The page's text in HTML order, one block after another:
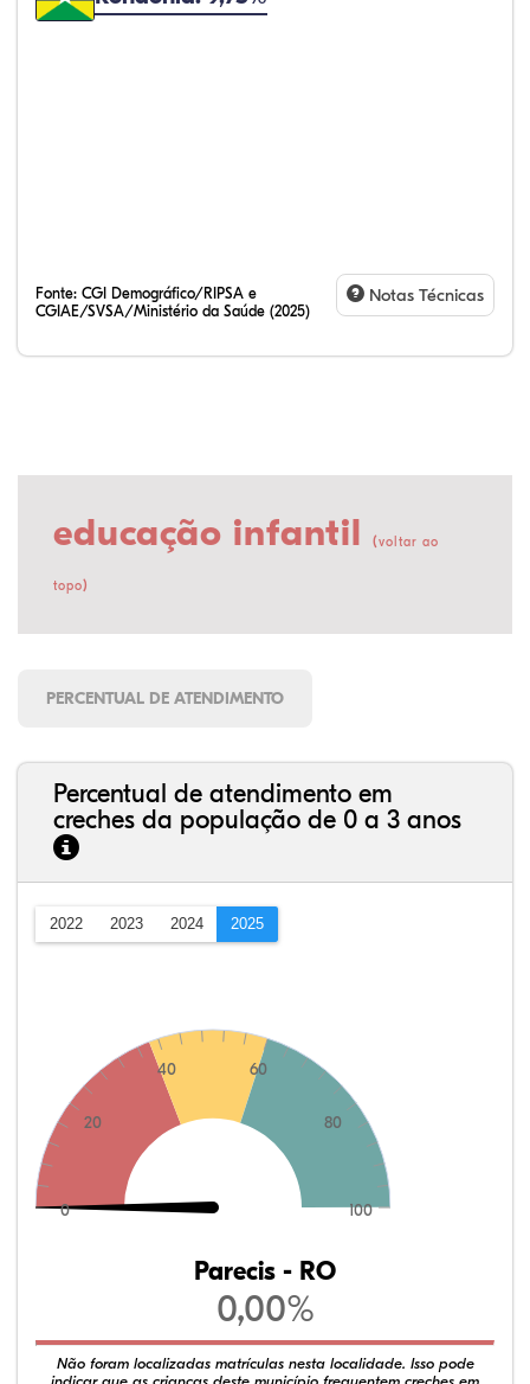
Fonte: CGI Demográfico/RIPSA e
CGIAE/SVSA/Ministério da Saúde (2025)
Notas Técnicas
educação infantil (voltar ao
topo)
PERCENTUAL DE ATENDIMENTO
Percentual de atendimento em
creches da população de 0 a 3 anos
2022 2023 2024 2025
0
20
40 60
80
100
Parecis - RO
0,00%
Não foram localizadas matrículas nesta localidade. Isso pode